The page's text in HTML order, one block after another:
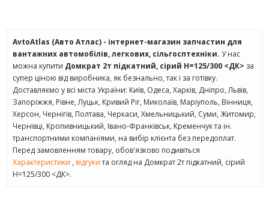
AvtoAtlas (Авто Атлас) - інтернет-магазин запчастин для
вантажних автомобілів, легкових, сільгосптехніки. У нас
можна купити Домкрат 2т підкатний, сірий H=125/300 <ДК> за
супер ціною від виробника, як безнально, так і за готівку.
Доставляємо у всі міста України: Київ, Одеса, Харків, Дніпро, Львів,
Запоріжжя, Рівне, Луцьк, Кривий Ріг, Миколаїв, Маріуполь, Вінниця,
Херсон, Чернігів, Полтава, Черкаси, Хмельницький, Суми, Житомир,
Чернівці, Кропивницький, Івано-Франківськ, Кременчук та ін.
транспортними компаніями, на вибір клієнта без передоплат.
Перед замовленням товару, обов'язково подивіться
Характеристики , відгукита огляд на Домкрат 2т підкатний, сірий
H=125/300 <ДК>.